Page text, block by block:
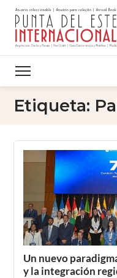
Etiqueta:
Un nuevo
y la integración